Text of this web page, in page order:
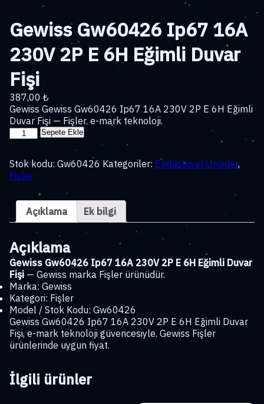
Gewiss Gw60426 Ip67 16A
230V 2P E 6H Eğimli Duvar
Fişi
387,00 ₺
Gewiss Gewiss Gw60426 Ip67 16A 230V 2P E 6H Eğimli
Duvar Fişi — Fişler. e-mark teknoloji.
Gewiss
Gw60426
16A
230V
Eğimli
Fişi
adet
Sepete Ekle
Stok kodu: Gw60426 Kategoriler: Endüstriyel Ürünler,
Fişler
Açıklama Ek bilgi
Açıklama
Gewiss Gw60426 Ip67 16A 230V 2P E 6H Eğimli Duvar
Fişi — Gewiss marka Fişler ürünüdür.
Marka: Gewiss
Kategori: Fişler
Model / Stok Kodu: Gw60426
Gewiss Gw60426 Ip67 16A 230V 2P E 6H Eğimli Duvar
Fişi, e-mark teknoloji güvencesiyle. Gewiss Fişler
ürünlerinde uygun fiyat.
İlgili ürünler